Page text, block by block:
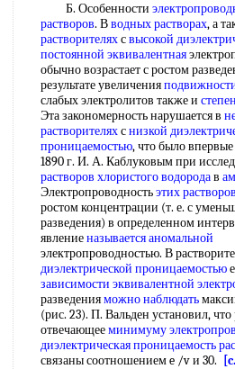
Б. Особенности
растворов. Вводных растворах, а
растворителяхсвысокой
постоянной эквивалентная
обычно возрастает с ростом
результате увеличения
слабых электролитов также и
Эта закономерность нарушается в
растворителяхснизкой
проницаемостью, что было
1890 г. И. А. Каблуковым при
растворов хлористого водородав
Электропроводностьэтих растворов
ростом концентрации (т. е. с
разведения) в определенном
явлениеназывается аномальной
электропроводностью. В
диэлектрической проницаемостью
зависимости эквивалентной
разведенияможно наблюдать
(рис. 23). П. Вальден установил, что
отвечающееминимуму
диэлектрическая проницаемость
связаны соотношением e /v и 30.